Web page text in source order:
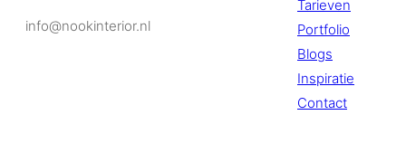
info@nookinterior.nl
Tarieven
Portfolio
Blogs
Inspiratie
Contact